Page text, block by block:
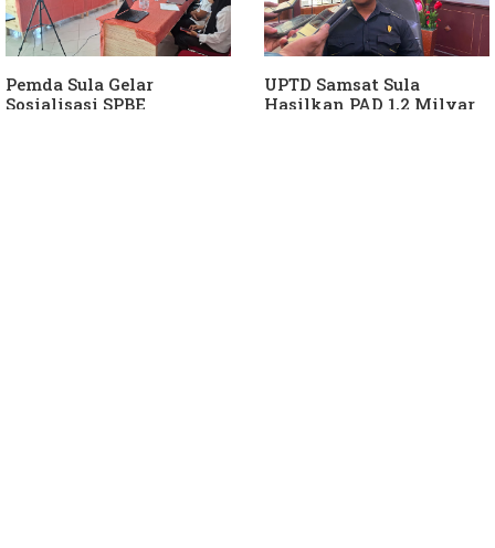
Pemda Sula Gelar
Sosialisasi SPBE
UPTD Samsat Sula
Hasilkan PAD 1,2 Milyar